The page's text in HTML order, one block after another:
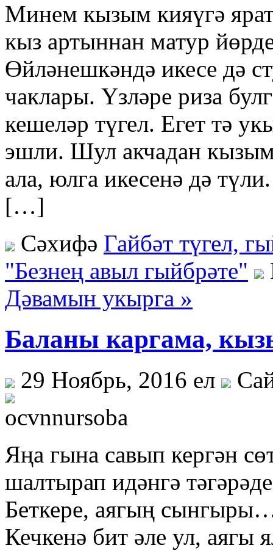
Минем кызым кияүгә
кыз артыннан матур
Өйләнешкәндә икесе дә
чаклары. Үзләре риза
кешеләр түгел. Егет тә
эшли. Шул акчадан
ала, юлга икесенә дә
[…]
Сәхифә Гайбәт түгел,
"Безнең авыл гыйбрәте"
Дәвамын укырга »
Баланы каргама,
29 Ноябрь, 2016 ел
Яңа гына савып кергән
шалтырап идәнгә
Беткере, аягың
Кечкенә бит әле ул, аягы